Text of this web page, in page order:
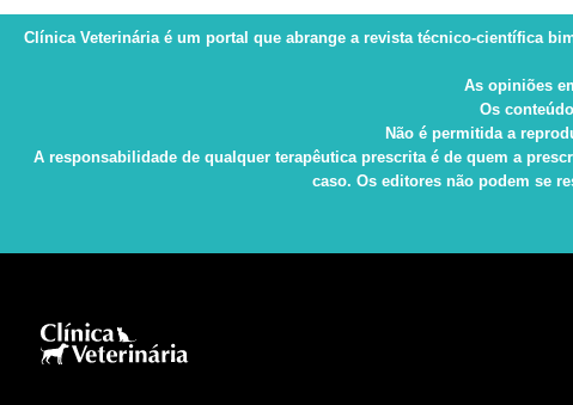
Clínica Veterináriaé um portal que abrange a revista técnico-científica
As opiniões
Os
Não é permitida a
A responsabilidade de qualquer terapêutica prescrita é de quem a
caso. Os editores não podem se